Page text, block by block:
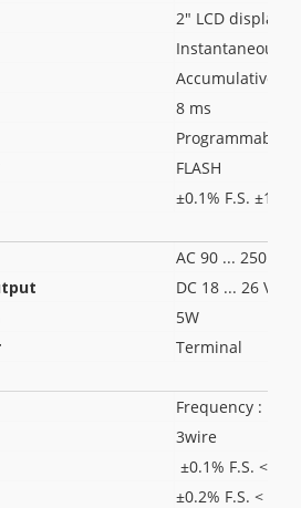
2" LCD display
Instantaneous
Accumulative
8 ms
Programmable
FLASH
±0.1% F.S. ±1
AC 90 ... 250 V /
DC 18 ... 26 V /
5W
Terminal
Frequency : 1 ...
3wire
±0.1% F.S. <
±0.2% F.S. <